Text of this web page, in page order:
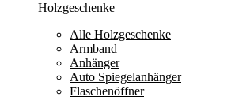
Holzgeschenke
Alle Holzgeschenke
Armband
Anhänger
Auto Spiegelanhänger
Flaschenöffner